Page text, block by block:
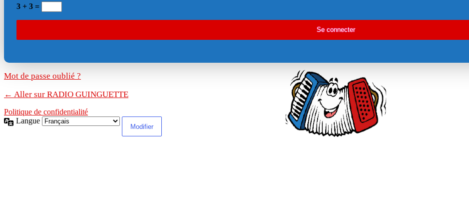
3 + 3 =
Mot de passe oublié ?
← Aller sur RADIO GUINGUETTE
Politique de confidentialité
Langue